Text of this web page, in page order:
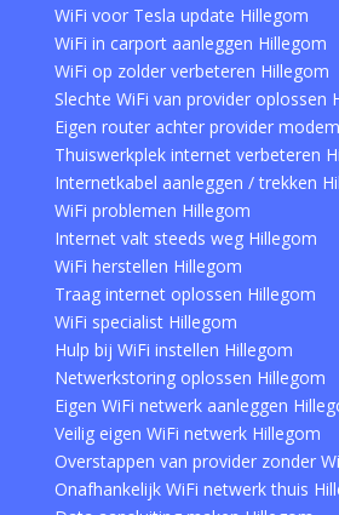
WiFi voor Tesla update Hillegom
WiFi in carport aanleggen Hillegom
WiFi op zolder verbeteren Hillegom
Slechte WiFi van provider oplossen
Eigen router achter provider
Thuiswerkplek internet verbeteren
Internetkabel aanleggen / trekken
WiFi problemen Hillegom
Internet valt steeds weg Hillegom
WiFi herstellen Hillegom
Traag internet oplossen Hillegom
WiFi specialist Hillegom
Hulp bij WiFi instellen Hillegom
Netwerkstoring oplossen Hillegom
Eigen WiFi netwerk aanleggen
Veilig eigen WiFi netwerk Hillegom
Overstappen van provider zonder
Onafhankelijk WiFi netwerk thuis